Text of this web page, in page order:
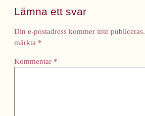
Lämna ett svar
Din e-postadress kommer inte publiceras.
märkta *
Kommentar *